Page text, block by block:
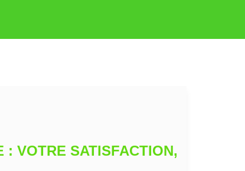
: VOTRE SATISFACTION,